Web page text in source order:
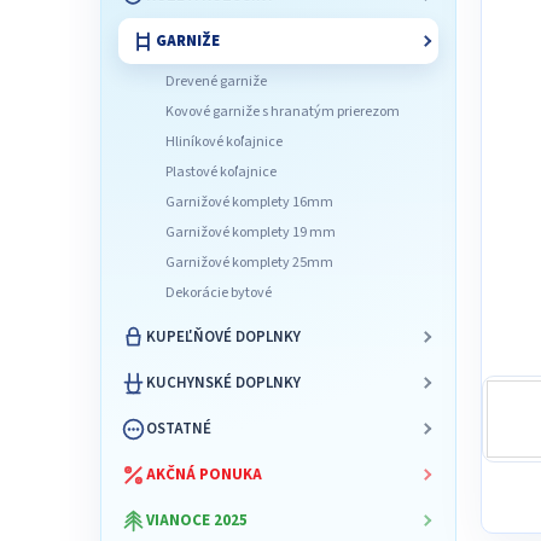
GARNIŽE
Drevené garniže
Kovové garniže s hranatým prierezom
Hliníkové koľajnice
Plastové koľajnice
Garnižové komplety 16mm
Garnižové komplety 19 mm
Garnižové komplety 25mm
Dekorácie bytové
KUPEĽŇOVÉ DOPLNKY
KUCHYNSKÉ DOPLNKY
OSTATNÉ
AKČNÁ PONUKA
VIANOCE 2025